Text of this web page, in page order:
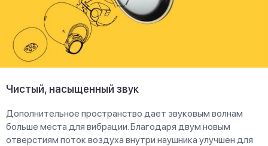
Чистый, насыщенный звук
Дополнительное пространство дает звуковым волнам
больше места для вибрации. Благодаря двум новым
отверстиям поток воздуха внутри наушника улучшен для